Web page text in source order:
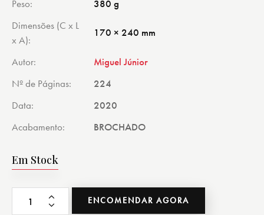
Peso
380 g
Dimensões (C x L
x A)
170 × 240 mm
Autor
Miguel Júnior
Nº de Páginas
224
Data
2020
Acabamento
BROCHADO
Em Stock
ENCOMENDAR AGORA